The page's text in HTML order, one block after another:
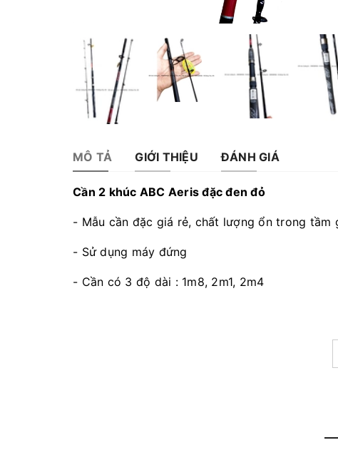
MÔ TẢ GIỚI THIỆU ĐÁNH GIÁ
Cần 2 khúc ABC Aeris đặc đen đỏ
- Mẫu cần đặc giá rẻ, chất lượng ổn trong tầm
- Sử dụng máy đứng
- Cần có 3 độ dài : 1m8, 2m1, 2m4